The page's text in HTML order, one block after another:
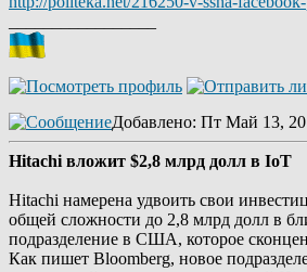
Добавлено: Пт Май 13,
Hitachi вложит $2,8 млрд долл в IoT
Hitachi намерена удвоить свои
общей сложности до 2,8 млрд долл в
подразделение в США, которое
Как пишет Bloomberg, новое